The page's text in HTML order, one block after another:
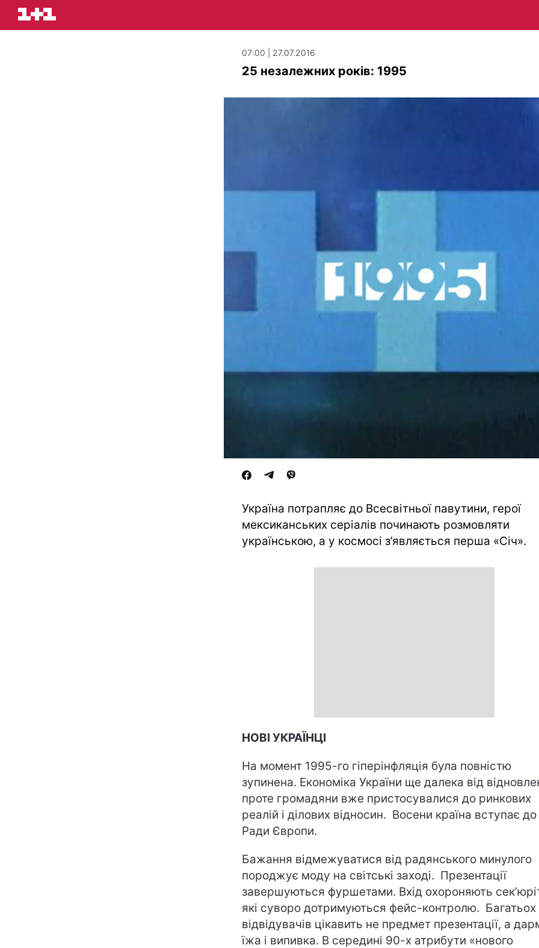
07:00 | 27.07.2016
25 незалежних років: 1995
Україна потрапляє до Всесвітньої павутини, герої
мексиканських серіалів починають розмовляти
українською, а у космосі з’являється перша «Січ».
НОВІ УКРАЇНЦІ
На момент 1995-го гіперінфляція була повністю
зупинена. Економіка України ще далека від
проте громадяни вже пристосувалися до ринкових
реалій і ділових відносин. Восени країна вступає до
Ради Європи.
Бажання відмежуватися від радянського минулого
породжує моду на світські заході. Презентації
завершуються фуршетами. Вхід охороняють
які суворо дотримуються фейс-контролю. Багатьох
відвідувачів цікавить не предмет презентації, а
їжа і випивка. В середині 90-х атрибути «нового